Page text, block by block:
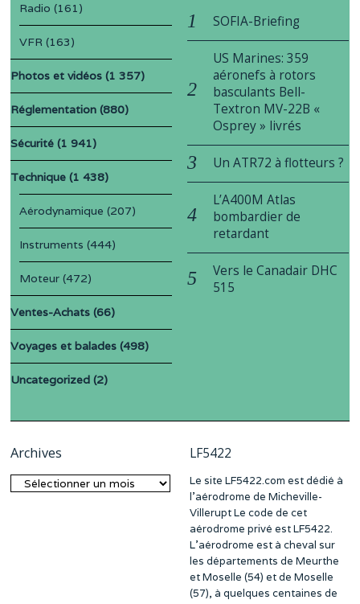
Radio (161)
VFR (163)
Photos et vidéos (1 357)
Réglementation (880)
Sécurité (1 941)
Technique (1 438)
Aérodynamique (207)
Instruments (444)
Moteur (472)
Ventes-Achats (66)
Voyages et balades (498)
Uncategorized (2)
SOFIA-Briefing
US Marines: 359
aéronefs à rotors
basculants Bell-
Textron MV-22B «
Osprey » livrés
Un ATR72 à flotteurs ?
L’A400M Atlas
bombardier de
retardant
Vers le Canadair DHC
515
Archives
Archives
LF5422
Le site LF5422.com est dédié à
l’aérodrome de Micheville-
Villerupt Le code de cet
aérodrome privé est LF5422.
L’aérodrome est à cheval sur
les départements de Meurthe
et Moselle (54) et de Moselle
(57), à quelques centaines de